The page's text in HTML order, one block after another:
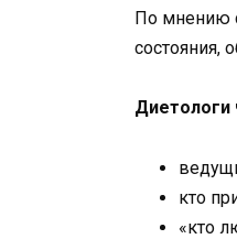
По мнению
состояния,
Диетологи
кто
«кто